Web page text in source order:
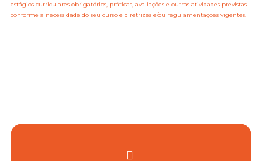
estágios curriculares obrigatórios, práticas, avaliações e outras atividades previstas
conforme a necessidade do seu curso e diretrizes e/ou regulamentações vigentes.